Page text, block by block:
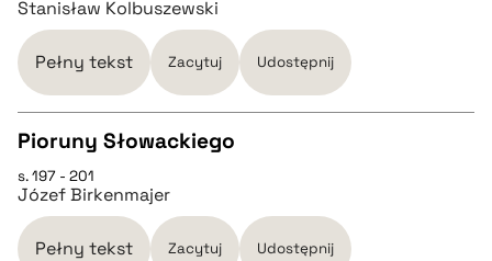
pobierz cytat
BIBTEX
Stanisław Kolbuszewski
Pełny tekst Zacytuj Udostępnij
CZYSTY TEKST
pobierz cytat
Pioruny Słowackiego
s. 197 - 201
Józef Birkenmajer
Pełny tekst Zacytuj Udostępnij